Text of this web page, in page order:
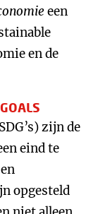
een
en de
zijn de
eind te
opgesteld